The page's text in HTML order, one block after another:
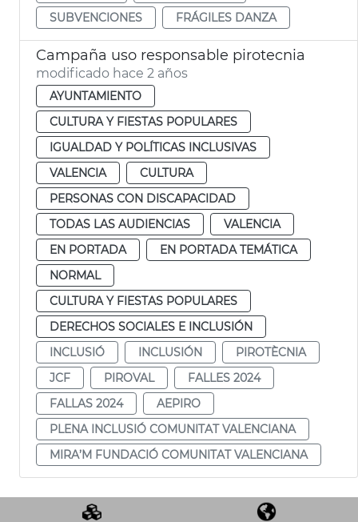
SUBVENCIONES
FRÁGILES DANZA
Campaña uso responsable pirotecnia
modificado hace 2 años
AYUNTAMIENTO
CULTURA Y FIESTAS POPULARES
IGUALDAD Y POLÍTICAS INCLUSIVAS
VALENCIA
CULTURA
PERSONAS CON DISCAPACIDAD
TODAS LAS AUDIENCIAS
VALENCIA
EN PORTADA
EN PORTADA TEMÁTICA
NORMAL
CULTURA Y FIESTAS POPULARES
DERECHOS SOCIALES E INCLUSIÓN
INCLUSIÓ
INCLUSIÓN
PIROTÈCNIA
JCF
PIROVAL
FALLES 2024
FALLAS 2024
AEPIRO
PLENA INCLUSIÓ COMUNITAT VALENCIANA
MIRA’M FUNDACIÓ COMUNITAT VALENCIANA